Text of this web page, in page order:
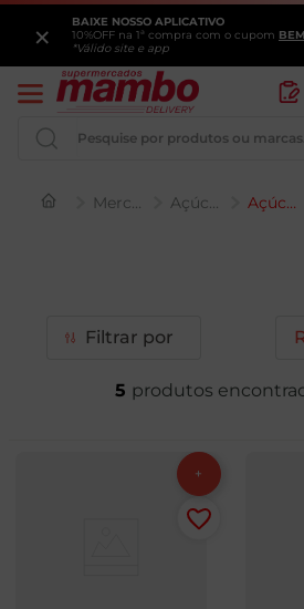
BAIXE NOSSO APLICATIVO
10%OFF na 1ª compra com o cupom
*Válido site e app
×
Pesquise por produtos ou
Mercearia Açúcar e Adoçante Açúcar Refinado
Filtrar
5